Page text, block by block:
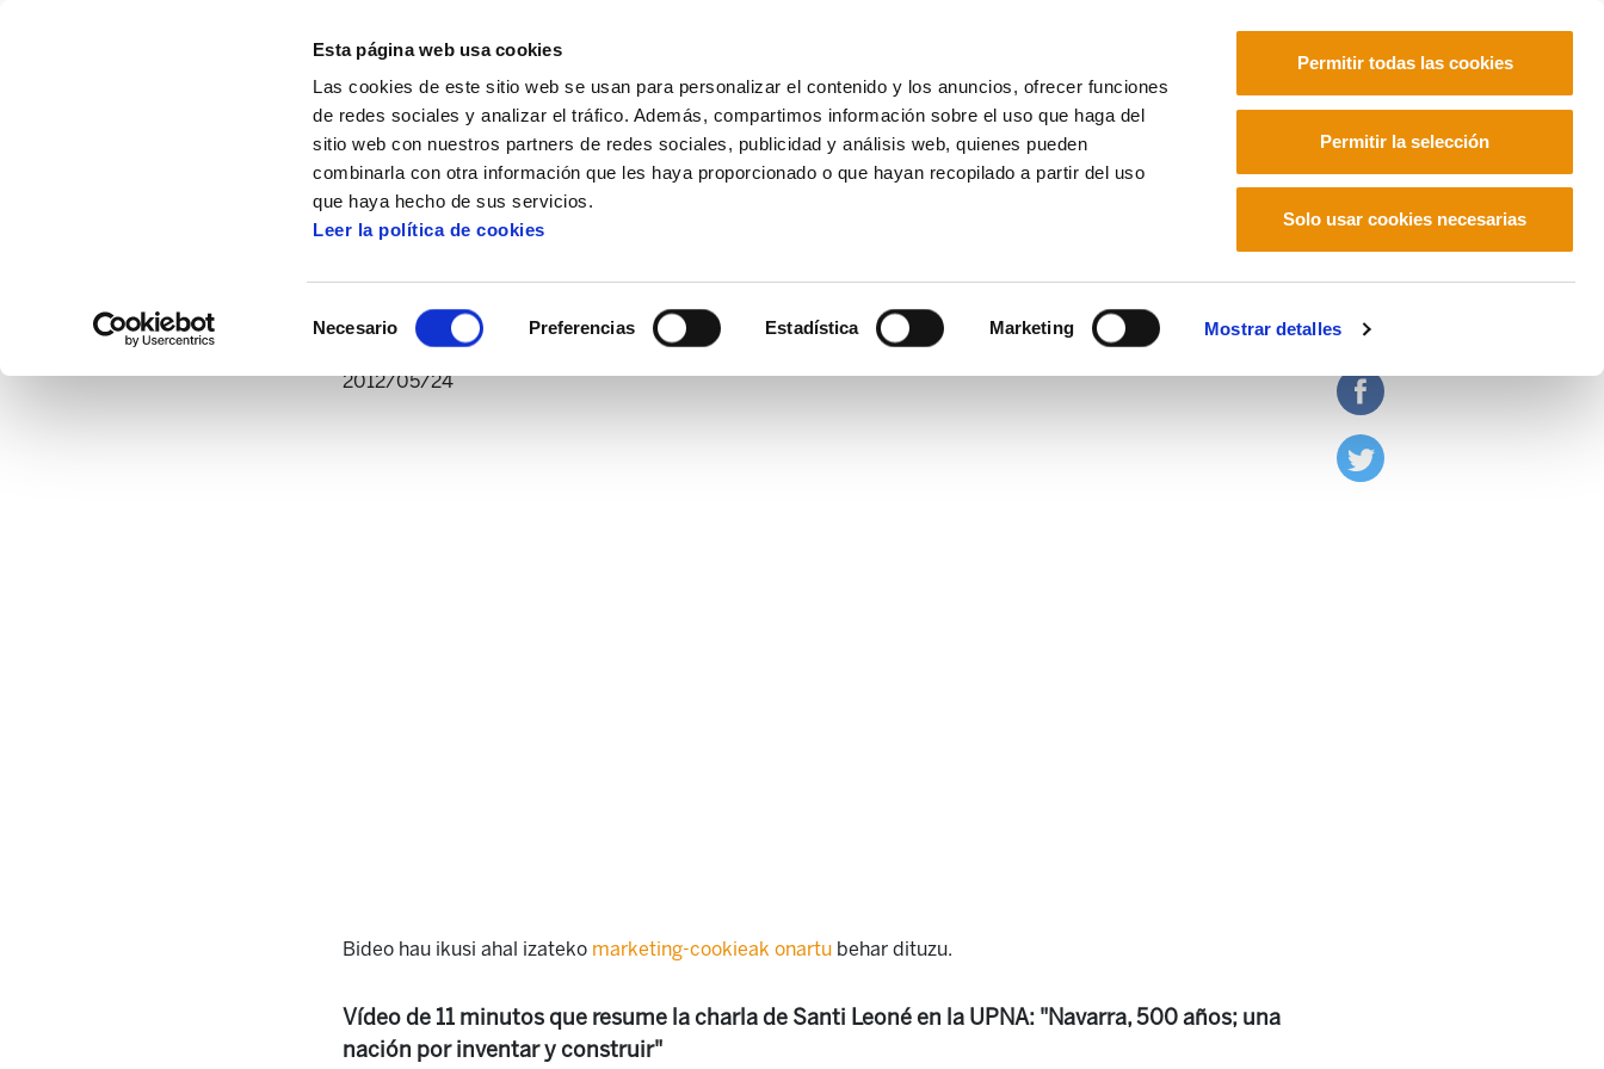
Esta página web usa cookies
Las cookies de este sitio web se usan para personalizar el contenido y los anuncios, ofrecer funciones
de redes sociales y analizar el tráfico. Además, compartimos información sobre el uso que haga del
sitio web con nuestros partners de redes sociales, publicidad y análisis web, quienes pueden
combinarla con otra información que les haya proporcionado o que hayan recopilado a partir del uso
que haya hecho de sus servicios.
Leer la política de cookies
Necesario Preferencias Estadística Marketing Mostrar detalles
Permitir todas las cookies
Permitir la selección
Solo usar cookies necesarias
Vídeos "Euskal Herria existe porque hemos sido capaces de inventarla"
"Euskal Herria existe porque hemos sido capaces de inventarla"
2012/05/24
Bideo hau ikusi ahal izateko marketing-cookieak onartu behar dituzu.
Vídeo de 11 minutos que resume la charla de Santi Leoné en la UPNA: "Navarra, 500 años; una
nación por inventar y construir"